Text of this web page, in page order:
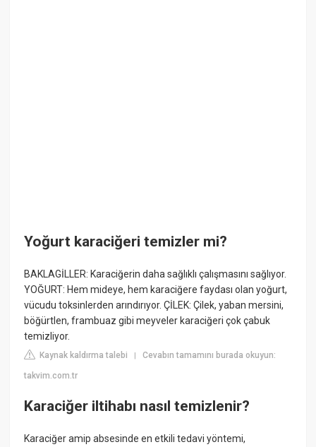
Yoğurt karaciğeri temizler mi?
BAKLAGİLLER: Karaciğerin daha sağlıklı çalışmasını sağlıyor.
YOĞURT: Hem mideye, hem karaciğere faydası olan yoğurt,
vücudu toksinlerden arındırıyor. ÇİLEK: Çilek, yaban mersini,
böğürtlen, frambuaz gibi meyveler karaciğeri çok çabuk
temizliyor.
Kaynak kaldırma talebi |Cevabın tamamını burada okuyun:
takvim.com.tr
Karaciğer iltihabı nasıl temizlenir?
Karaciğer amip absesinde en etkili tedavi yöntemi,